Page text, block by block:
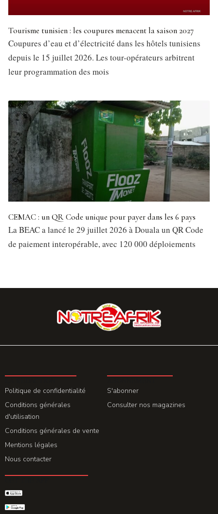
Tourisme tunisien : les coupures menacent la saison 2027
Coupures d’eau et d’électricité dans les hôtels tunisiens
depuis le 15 juillet 2026. Les tour-opérateurs arbitrent
leur programmation des mois
CEMAC : un QR Code unique pour payer dans les 6 pays
La BEAC a lancé le 29 juillet 2026 à Douala un QR Code
de paiement interopérable, avec 120 000 déploiements
Politique de confidentialité
Conditions générales
d'utilisation
Conditions générales de vente
Mentions légales
Nous contacter
S'abonner
Consulter nos magazines